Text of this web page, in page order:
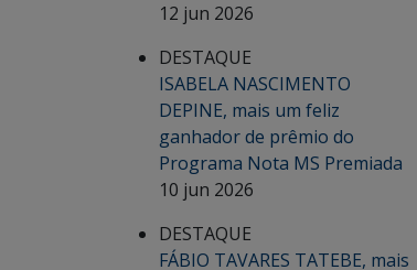
12 jun 2026
DESTAQUE
ISABELA NASCIMENTO
DEPINE, mais um feliz
ganhador de prêmio do
Programa Nota MS Premiada
10 jun 2026
DESTAQUE
FÁBIO TAVARES TATEBE, mais